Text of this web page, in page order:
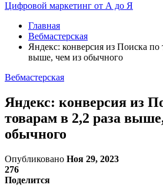
Цифровой маркетинг от А до Я
Главная
Вебмастерская
Яндекс: конверсия из Поиска по
выше, чем из обычного
Вебмастерская
Яндекс: конверсия из
товарам в 2,2 раза
обычного
Опубликовано Ноя 29, 2023
276
Поделится